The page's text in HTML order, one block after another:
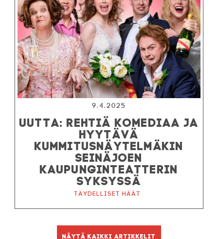
9.4.2025
UUTTA: REHTIÄ KOMEDIAA JA
HYYTÄVÄ
KUMMITUSNÄYTELMÄKIN
SEINÄJOEN
KAUPUNGINTEATTERIN
SYKSYSSÄ
Täydelliset häät
Näytä kaikki artikkelit